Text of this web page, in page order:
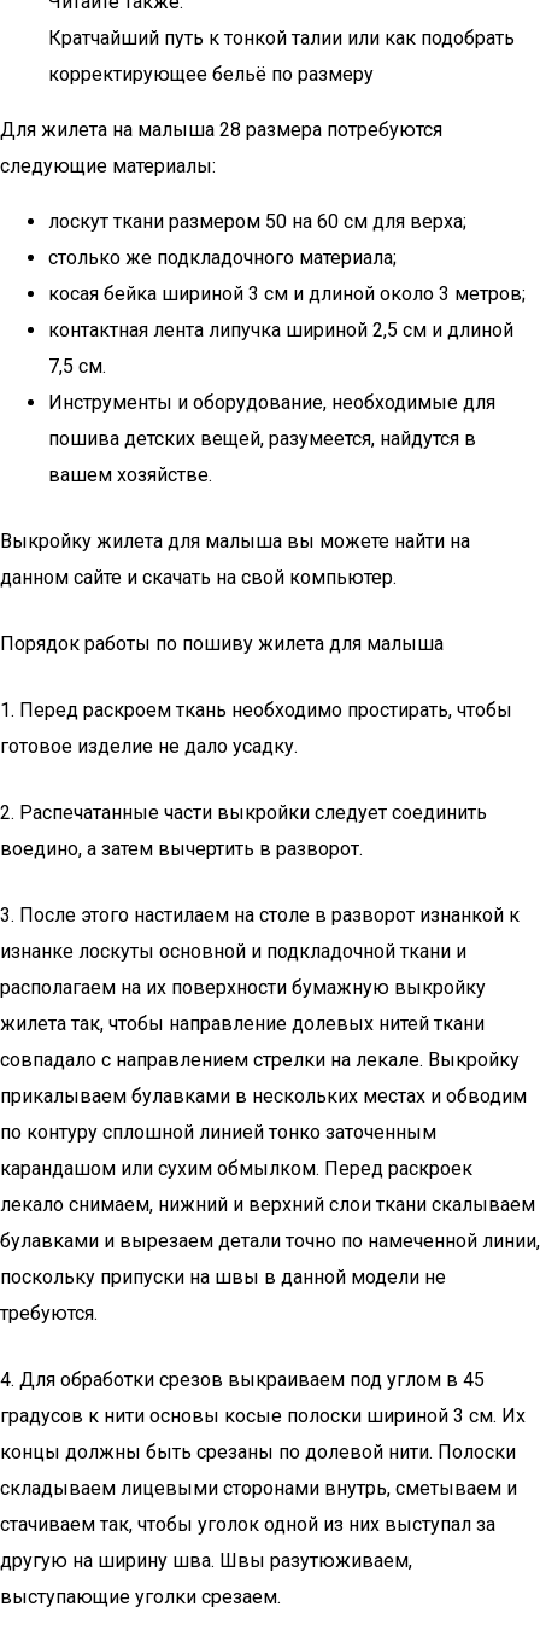
Кратчайший путь к тонкой талии или как подобрать
корректирующее бельё по размеру
Для жилета на малыша 28 размера потребуются
следующие материалы:
лоскут ткани размером 50 на 60 см для верха;
столько же подкладочного материала;
косая бейка шириной 3 см и длиной около 3 метров;
контактная лента липучка шириной 2,5 см и длиной
7,5 см.
Инструменты и оборудование, необходимые для
пошива детских вещей, разумеется, найдутся в
вашем хозяйстве.
Выкройку жилета для малыша вы можете найти на
данном сайте и скачать на свой компьютер.
Порядок работы по пошиву жилета для малыша
1. Перед раскроем ткань необходимо простирать, чтобы
готовое изделие не дало усадку.
2. Распечатанные части выкройки следует соединить
воедино, а затем вычертить в разворот.
3. После этого настилаем на столе в разворот изнанкой к
изнанке лоскуты основной и подкладочной ткани и
располагаем на их поверхности бумажную выкройку
жилета так, чтобы направление долевых нитей ткани
совпадало с направлением стрелки на лекале. Выкройку
прикалываем булавками в нескольких местах и обводим
по контуру сплошной линией тонко заточенным
карандашом или сухим обмылком. Перед раскроек
лекало снимаем, нижний и верхний слои ткани скалываем
булавками и вырезаем детали точно по намеченной линии,
поскольку припуски на швы в данной модели не
требуются.
4. Для обработки срезов выкраиваем под углом в 45
градусов к нити основы косые полоски шириной 3 см. Их
концы должны быть срезаны по долевой нити. Полоски
складываем лицевыми сторонами внутрь, сметываем и
стачиваем так, чтобы уголок одной из них выступал за
другую на ширину шва. Швы разутюживаем,
выступающие уголки срезаем.